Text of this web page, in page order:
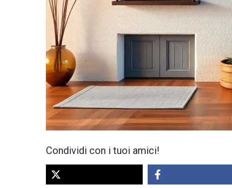
Condividi con i tuoi amici!